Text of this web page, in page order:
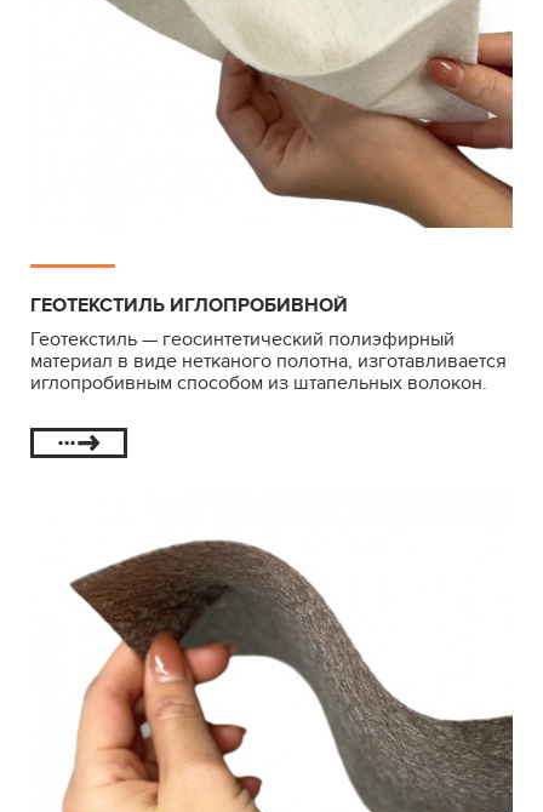
ГЕОТЕКСТИЛЬ ИГЛОПРОБИВНОЙ
Геотекстиль — геосинтетический полиэфирный
материал в виде нетканого полотна, изготавливается
иглопробивным способом из штапельных волокон.